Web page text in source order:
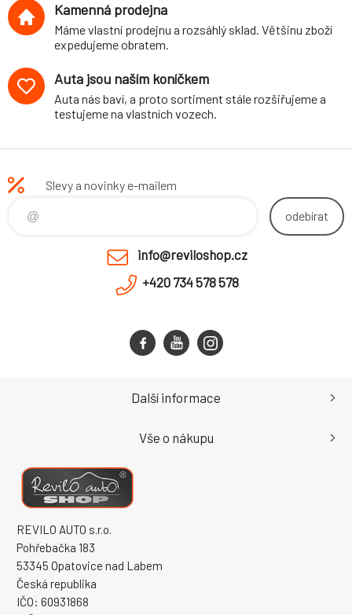
Kamenná prodejna
Máme vlastní prodejnu a rozsáhlý sklad. Většinu zboží
expedujeme obratem.
Auta jsou naším koníčkem
Auta nás baví, a proto sortiment stále rozšiřujeme a
testujeme na vlastních vozech.
Slevy a novinky e-mailem
odebírat
info@reviloshop.cz
+420 734 578 578
REVILO AUTO s.r.o.
Pohřebačka 183
53345 Opatovice nad Labem
Česká republika
IČO: 60931868
Další informace
Vše o nákupu